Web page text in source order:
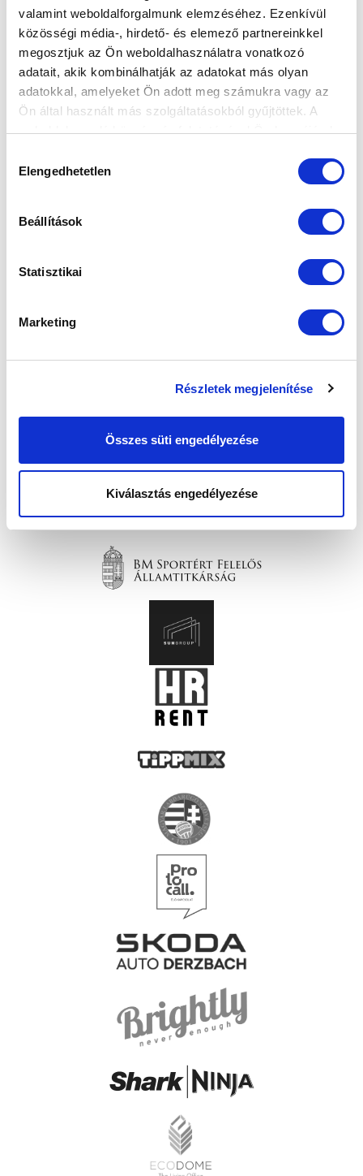
valamint weboldalforgalmunk elemzéséhez. Ezenkívül
közösségi média-, hirdető- és elemező partnereinkkel
megosztjuk az Ön weboldalhasználatra vonatkozó
adatait, akik kombinálhatják az adatokat más olyan
adatokkal, amelyeket Ön adott meg számukra vagy az
Ön által használt más szolgáltatásokból gyűjtöttek. A
weboldalon való böngészés folytatásával Ön hozzájárul a
kiválasztása
Elengedhetetlen
Beállítások
Statisztikai
Marketing
Részletek megjelenítése
Összes süti engedélyezése
Kiválasztás engedélyezése